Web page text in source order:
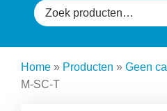
Zoeken
naar:
Home » Producten » Geen
M-SC-T